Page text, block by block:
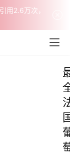
用2.6万次，